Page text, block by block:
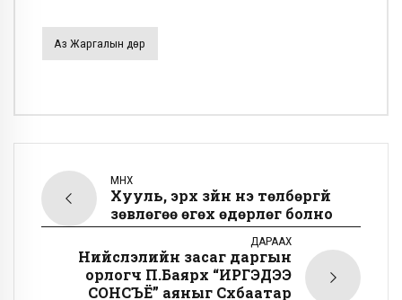
Аз Жаргалын Өдөр
ӨМНӨХ
Хууль, эрх зүйн үнэ төлбөргүй
зөвлөгөө өгөх өдөрлөг болно
ДАРААХ
Нийслэлийн засаг даргын
орлогч П.Баярхүү “ИРГЭДЭЭ
СОНСЪЁ” аяныг Cүхбаатар